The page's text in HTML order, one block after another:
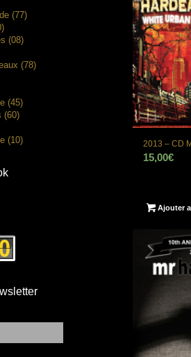
2013 – CD
15,00€
Ajouter
(77)
(08)
(78)
(45)
(60)
(10)